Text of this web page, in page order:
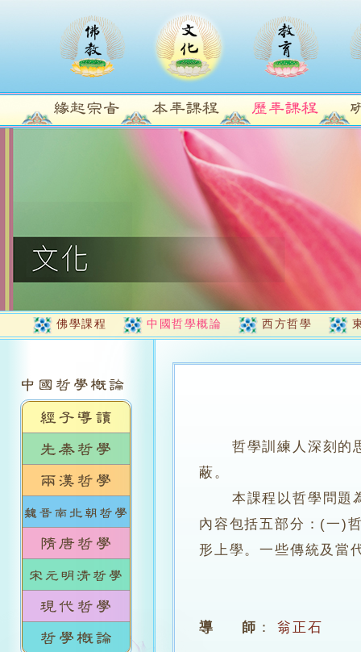
佛學課程 中國哲學概論 西方哲學
哲學訓練人深刻的
蔽。
本課程以哲學問題為
內容包括五部分：(一)
形上學。一些傳統及當
導 師 ： 翁正石